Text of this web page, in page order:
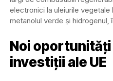
electronici la uleiurile vegetale
metanolul verde și hidrogenul,
Noi
investiții ale UE